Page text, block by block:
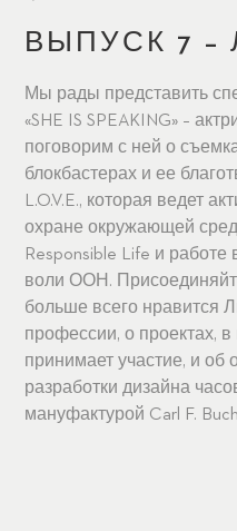
ВЫПУСК 7 –
Мы рады представить
«SHE IS SPEAKING» –
поговорим с ней о
блокбастерах и ее
L.O.V.E., которая ведет
охране окружающей
Responsible Life и работе
воли ООН.
больше всего нравится
профессии, о проектах,
принимает участие, и об
разработки дизайна
мануфактурой Carl F.